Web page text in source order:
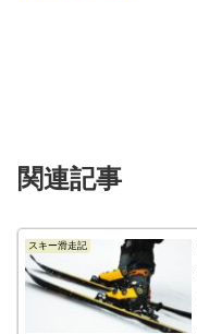
関連記事
スキー滑走記